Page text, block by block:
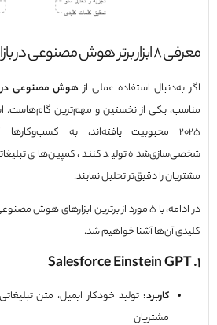
در بازاریابی
استفاده عملی ازهوش مصنوعی در بازاریابی
یکی از نخستین و مهم‌ترین گام‌هاست.
۲۰۲۵ محبوبیت یافته‌اند، به کسب‌وکارها کمک
تولید کنند، کمپین‌های تبلیغاتی را
را دقیق‌تر تحلیل نمایند.
در ادامه، با ۵ مورد از برترین ابزارهای هوش مصنوعی در
آن‌ها آشنا خواهیم شد.
کاربرد: تولید خودکار ایمیل، متن تبلیغاتی و
مشتریان